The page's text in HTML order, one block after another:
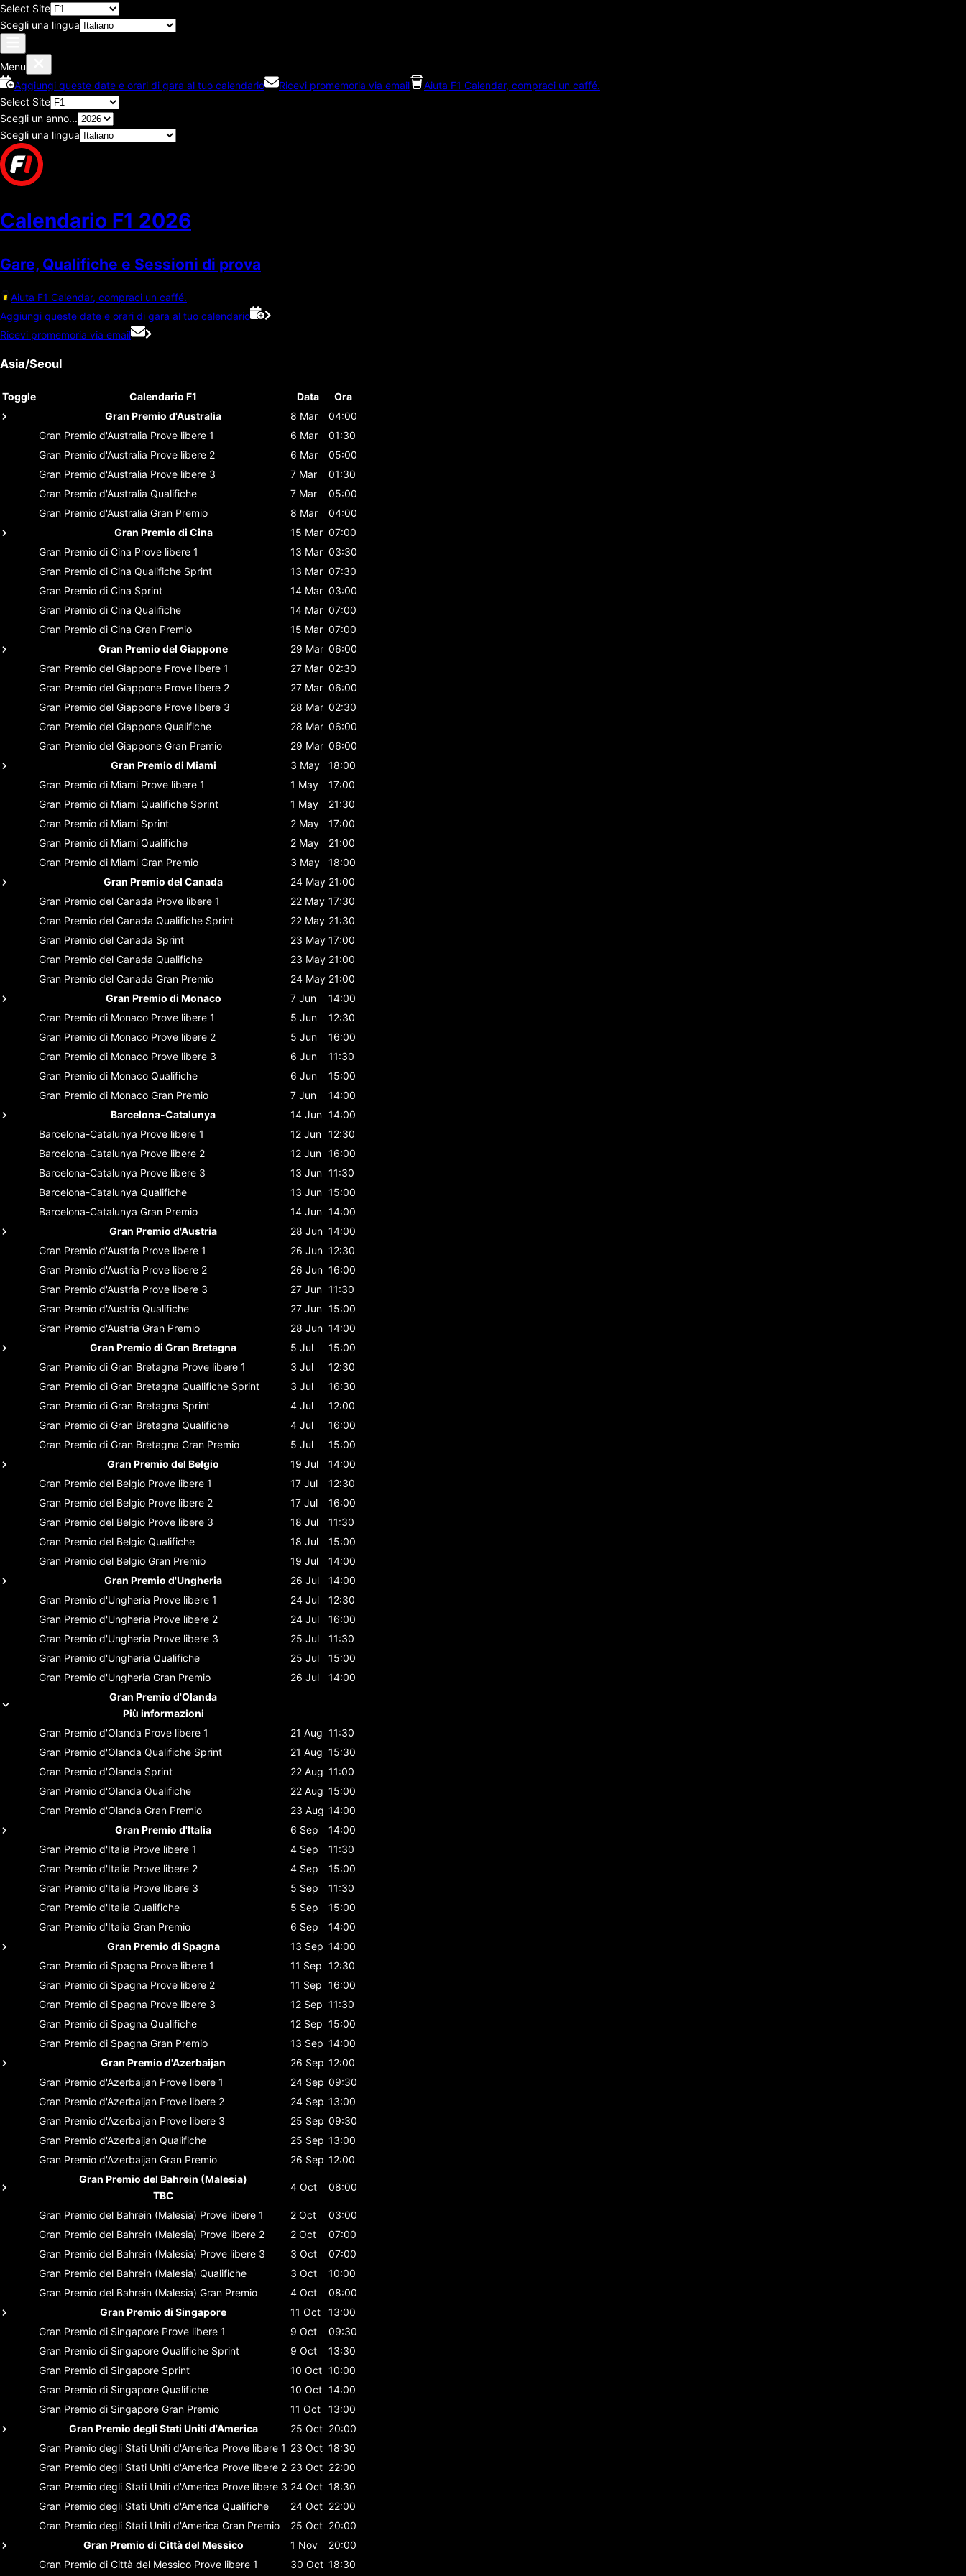
Select Site
Scegli una lingua
Menu
Aggiungi queste date e orari di gara al tuo calendario
Ricevi promemoria via email
Aiuta F1 Calendar, compraci un caffé.
Select Site
Scegli un anno...
Scegli una lingua
Calendario F1 2026
Gare, Qualifiche e Sessioni di prova
Aiuta F1 Calendar, compraci un caffé.
Aggiungi queste date e orari di gara al tuo calendario
Ricevi promemoria via email
Asia/Seoul
Toggle Calendario F1 Data
Ora
Gran Premio d'Australia
8 Mar
04:00
Gran Premio d'Australia Prove libere 1 6 Mar
01:30
Gran Premio d'Australia Prove libere 2 6 Mar
05:00
Gran Premio d'Australia Prove libere 3 7 Mar
01:30
Gran Premio d'Australia Qualifiche 7 Mar
05:00
Gran Premio d'Australia Gran Premio 8 Mar
04:00
Gran Premio di Cina
15 Mar 07:00
Gran Premio di Cina Prove libere 1 13 Mar 03:30
Gran Premio di Cina Qualifiche Sprint 13 Mar 07:30
Gran Premio di Cina Sprint 14 Mar 03:00
Gran Premio di Cina Qualifiche 14 Mar 07:00
Gran Premio di Cina Gran Premio 15 Mar 07:00
Gran Premio del Giappone
29 Mar 06:00
Gran Premio del Giappone Prove libere 1 27 Mar 02:30
Gran Premio del Giappone Prove libere 2 27 Mar 06:00
Gran Premio del Giappone Prove libere 3 28 Mar 02:30
Gran Premio del Giappone Qualifiche 28 Mar 06:00
Gran Premio del Giappone Gran Premio 29 Mar 06:00
Gran Premio di Miami
3 May
18:00
Gran Premio di Miami Prove libere 1 1 May
17:00
Gran Premio di Miami Qualifiche Sprint 1 May
21:30
Gran Premio di Miami Sprint 2 May
17:00
Gran Premio di Miami Qualifiche 2 May
21:00
Gran Premio di Miami Gran Premio 3 May
18:00
Gran Premio del Canada
24 May 21:00
Gran Premio del Canada Prove libere 1 22 May 17:30
Gran Premio del Canada Qualifiche Sprint 22 May 21:30
Gran Premio del Canada Sprint 23 May 17:00
Gran Premio del Canada Qualifiche 23 May 21:00
Gran Premio del Canada Gran Premio 24 May 21:00
Gran Premio di Monaco
7 Jun
14:00
Gran Premio di Monaco Prove libere 1 5 Jun
12:30
Gran Premio di Monaco Prove libere 2 5 Jun
16:00
Gran Premio di Monaco Prove libere 3 6 Jun
11:30
Gran Premio di Monaco Qualifiche 6 Jun
15:00
Gran Premio di Monaco Gran Premio 7 Jun
14:00
Barcelona-Catalunya
14 Jun 14:00
Barcelona-Catalunya Prove libere 1 12 Jun 12:30
Barcelona-Catalunya Prove libere 2 12 Jun 16:00
Barcelona-Catalunya Prove libere 3 13 Jun 11:30
Barcelona-Catalunya Qualifiche 13 Jun 15:00
Barcelona-Catalunya Gran Premio 14 Jun 14:00
Gran Premio d'Austria
28 Jun 14:00
Gran Premio d'Austria Prove libere 1 26 Jun 12:30
Gran Premio d'Austria Prove libere 2 26 Jun 16:00
Gran Premio d'Austria Prove libere 3 27 Jun 11:30
Gran Premio d'Austria Qualifiche 27 Jun 15:00
Gran Premio d'Austria Gran Premio 28 Jun 14:00
Gran Premio di Gran Bretagna
5 Jul
15:00
Gran Premio di Gran Bretagna Prove libere 1 3 Jul
12:30
Gran Premio di Gran Bretagna Qualifiche Sprint 3 Jul
16:30
Gran Premio di Gran Bretagna Sprint 4 Jul
12:00
Gran Premio di Gran Bretagna Qualifiche 4 Jul
16:00
Gran Premio di Gran Bretagna Gran Premio 5 Jul
15:00
Gran Premio del Belgio
19 Jul
14:00
Gran Premio del Belgio Prove libere 1 17 Jul
12:30
Gran Premio del Belgio Prove libere 2 17 Jul
16:00
Gran Premio del Belgio Prove libere 3 18 Jul
11:30
Gran Premio del Belgio Qualifiche 18 Jul
15:00
Gran Premio del Belgio Gran Premio 19 Jul
14:00
Gran Premio d'Ungheria
26 Jul
14:00
Gran Premio d'Ungheria Prove libere 1 24 Jul
12:30
Gran Premio d'Ungheria Prove libere 2 24 Jul
16:00
Gran Premio d'Ungheria Prove libere 3 25 Jul
11:30
Gran Premio d'Ungheria Qualifiche 25 Jul
15:00
Gran Premio d'Ungheria Gran Premio 26 Jul
14:00
Gran Premio d'Olanda
Più informazioni
Gran Premio d'Olanda Prove libere 1 21 Aug 11:30
Gran Premio d'Olanda Qualifiche Sprint 21 Aug 15:30
Gran Premio d'Olanda Sprint 22 Aug 11:00
Gran Premio d'Olanda Qualifiche 22 Aug 15:00
Gran Premio d'Olanda Gran Premio 23 Aug 14:00
Gran Premio d'Italia
6 Sep
14:00
Gran Premio d'Italia Prove libere 1 4 Sep
11:30
Gran Premio d'Italia Prove libere 2 4 Sep
15:00
Gran Premio d'Italia Prove libere 3 5 Sep
11:30
Gran Premio d'Italia Qualifiche 5 Sep
15:00
Gran Premio d'Italia Gran Premio 6 Sep
14:00
Gran Premio di Spagna
13 Sep 14:00
Gran Premio di Spagna Prove libere 1 11 Sep 12:30
Gran Premio di Spagna Prove libere 2 11 Sep 16:00
Gran Premio di Spagna Prove libere 3 12 Sep 11:30
Gran Premio di Spagna Qualifiche 12 Sep 15:00
Gran Premio di Spagna Gran Premio 13 Sep 14:00
Gran Premio d'Azerbaijan
26 Sep 12:00
Gran Premio d'Azerbaijan Prove libere 1 24 Sep 09:30
Gran Premio d'Azerbaijan Prove libere 2 24 Sep 13:00
Gran Premio d'Azerbaijan Prove libere 3 25 Sep 09:30
Gran Premio d'Azerbaijan Qualifiche 25 Sep 13:00
Gran Premio d'Azerbaijan Gran Premio 26 Sep 12:00
Gran Premio del Bahrein (Malesia)
TBC
4 Oct 08:00
Gran Premio del Bahrein (Malesia) Prove libere 1 2 Oct
03:00
Gran Premio del Bahrein (Malesia) Prove libere 2 2 Oct
07:00
Gran Premio del Bahrein (Malesia) Prove libere 3 3 Oct
07:00
Gran Premio del Bahrein (Malesia) Qualifiche 3 Oct
10:00
Gran Premio del Bahrein (Malesia) Gran Premio 4 Oct
08:00
Gran Premio di Singapore
11 Oct
13:00
Gran Premio di Singapore Prove libere 1 9 Oct
09:30
Gran Premio di Singapore Qualifiche Sprint 9 Oct
13:30
Gran Premio di Singapore Sprint 10 Oct 10:00
Gran Premio di Singapore Qualifiche 10 Oct 14:00
Gran Premio di Singapore Gran Premio 11 Oct
13:00
Gran Premio degli Stati Uniti d'America
25 Oct 20:00
Gran Premio degli Stati Uniti d'America Prove libere 1 23 Oct 18:30
Gran Premio degli Stati Uniti d'America Prove libere 2 23 Oct 22:00
Gran Premio degli Stati Uniti d'America Prove libere 3 24 Oct 18:30
Gran Premio degli Stati Uniti d'America Qualifiche 24 Oct 22:00
Gran Premio degli Stati Uniti d'America Gran Premio 25 Oct 20:00
Gran Premio di Città del Messico
1 Nov
20:00
Gran Premio di Città del Messico Prove libere 1 30 Oct 18:30